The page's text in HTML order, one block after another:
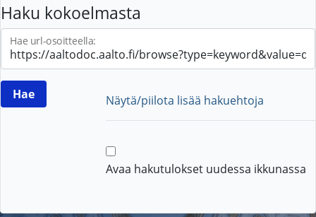
Haku kokoelmasta
Hae url-osoitteella:
Näytä/piilota lisää hakuehtoja
Avaa hakutulokset uudessa ikkunassa